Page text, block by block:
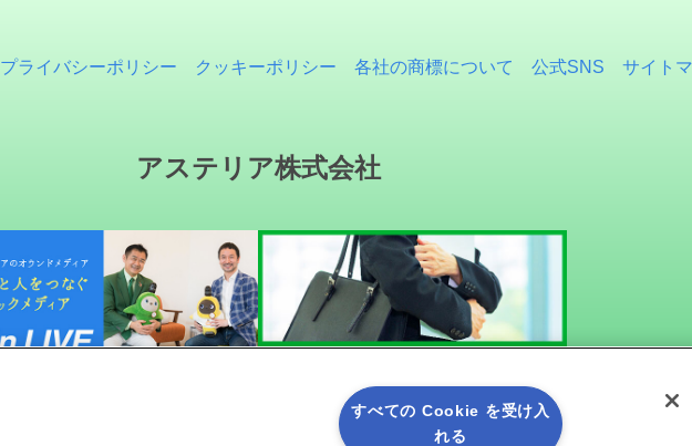
プライバシーポリシー クッキーポリシー 各社の商標について 公式SNS サイト
アステリア株式会社
すべての Cookie を受け入
れる